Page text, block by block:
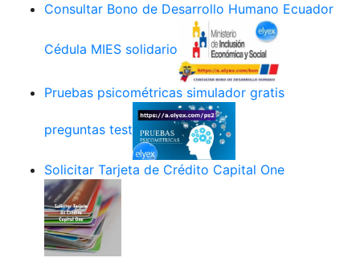
Consultar Bono de Desarrollo Humano Ecuador
Cédula MIES solidario
Pruebas psicométricas simulador gratis
preguntas test
Solicitar Tarjeta de Crédito Capital One